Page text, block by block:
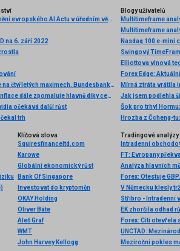
Co znamená dnešní zveřejnění evropského AI Actu v úředním věstníku?
na 6. září 2022
Rozbřesk: Německá inflace na čtyřletých maximech, Bundesbanka bije na poplach
Analýza makroindikátorů: Inflace dále zpomaluje hlavně díky cenám potravin
očekává další růst
trh
Blogy uživatelů
Multitimeframe
Multitimeframe
Nasdaq 100 e-mini
Swingový
Forex Edge:
Jak jsem podlehla
Šok pro trhy!
Hrozba z Čcheng-
Klíčová slova
Squiresfinanceltd.com
Karowe
Globální ekonomický růst
Bank Of Singapore
Investovat do kryptoměn
OKAY Holding
Oliver Bäte
Aleš Graf
WMT
John Harvey Kellogg
Tradingové analýzy
Intradenní
Analýza hlavních
Forex: Otestuje
Stříbro - Intradenní
EK zhoršila odhad
Forex: Citi otevřela